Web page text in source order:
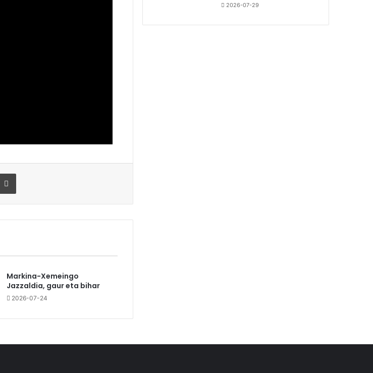
Markina-Xemeingo
Jazzaldia, gaur eta bihar
2026-07-24
2026-07-29